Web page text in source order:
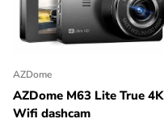
AZDome
AZDome M63 Lite True 4K
Wifi dashcam